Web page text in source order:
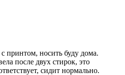
принтом, носить буду дома.
после двух стирок, это
сидит нормально.